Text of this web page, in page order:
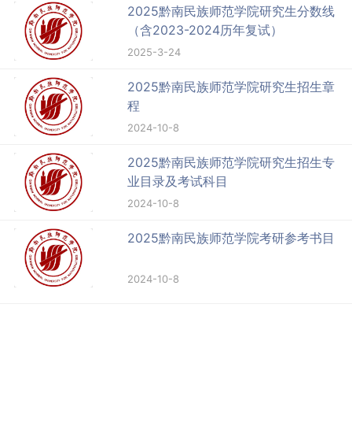
2025黔南民族师范学院研究生分数线
（含2023-2024历年复试）
2025-3-24
2025黔南民族师范学院研究生招生章
程
2024-10-8
2025黔南民族师范学院研究生招生专
业目录及考试科目
2024-10-8
2025黔南民族师范学院考研参考书目
2024-10-8